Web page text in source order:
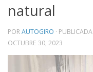
natural
PORAUTOGIRO · PUBLICADA
OCTUBRE 30, 2023